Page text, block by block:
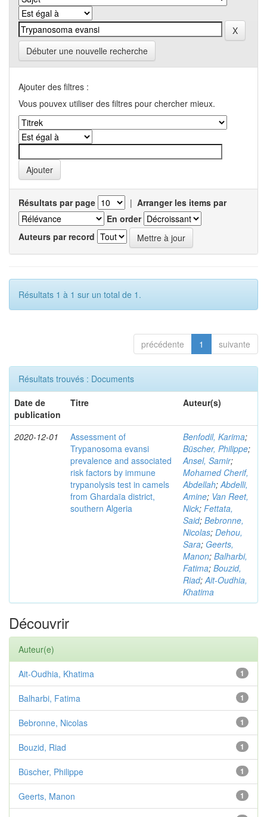
Débuter une nouvelle recherche
Ajouter des filtres :
Vous pouvex utiliser des filtres pour chercher mieux.
Résultats par page | Arranger les items par
En order
Auteurs par record
Résultats 1 à 1 sur un total de 1.
précédente 1 suivante
Résultats trouvés : Documents
Date de
publication
Titre Auteur(s)
2020-12-01
Assessment of
Trypanosoma evansi
prevalence and associated
risk factors by immune
trypanolysis test in camels
from Ghardaïa district,
southern Algeria
Benfodil, Karima;
Büscher, Philippe;
Ansel, Samir;
Mohamed Cherif,
Abdellah;Abdelli,
Amine; Van Reet,
Nick; Fettata,
Said; Bebronne,
Nicolas; Dehou,
Sara; Geerts,
Manon; Balharbi,
Fatima; Bouzid,
Riad;Ait-Oudhia,
Khatima
Découvrir
Auteur(e)
1
Ait-Oudhia, Khatima
1
Balharbi, Fatima
1
Bebronne, Nicolas
1
Bouzid, Riad
1
Büscher, Philippe
1
Geerts, Manon